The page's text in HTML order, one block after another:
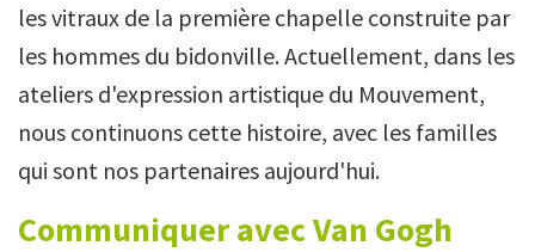
les vitraux de la première chapelle construite par
les hommes du bidonville. Actuellement, dans les
ateliers d'expression artistique du Mouvement,
nous continuons cette histoire, avec les familles
qui sont nos partenaires aujourd'hui.
Communiquer avec Van Gogh